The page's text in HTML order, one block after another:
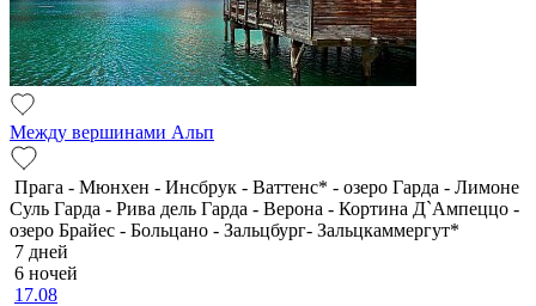
Между вершинами Альп
Прага - Мюнхен - Инсбрук - Ваттенс* - озеро Гарда - Лимоне
Суль Гарда - Рива дель Гарда - Верона - Кортина Д`Ампеццо -
озеро Брайес - Больцано - Зальцбург- Зальцкаммергут*
7 дней
6 ночей
17.08